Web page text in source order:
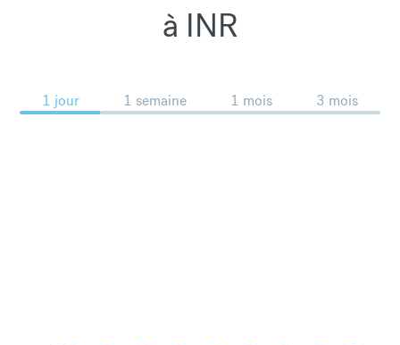
à INR
1 jour 1 semaine 1 mois 3 mois